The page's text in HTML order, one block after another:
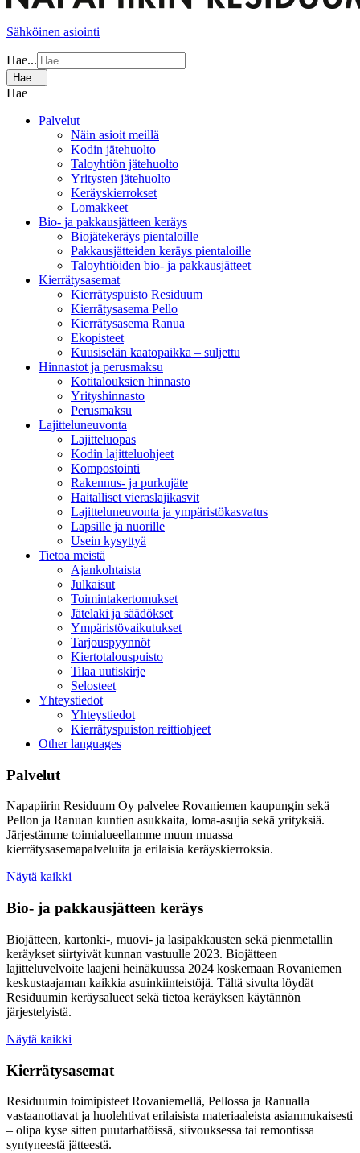
Sähköinen asiointi
Hae...
Hae...
Hae
Palvelut
Näin asioit meillä
Kodin jätehuolto
Taloyhtiön jätehuolto
Yritysten jätehuolto
Keräyskierrokset
Lomakkeet
Bio- ja pakkausjätteen keräys
Biojätekeräys pientaloille
Pakkausjätteiden keräys pientaloille
Taloyhtiöiden bio- ja pakkausjätteet
Kierrätysasemat
Kierrätyspuisto Residuum
Kierrätysasema Pello
Kierrätysasema Ranua
Ekopisteet
Kuusiselän kaatopaikka – suljettu
Hinnastot ja perusmaksu
Kotitalouksien hinnasto
Yrityshinnasto
Perusmaksu
Lajitteluneuvonta
Lajitteluopas
Kodin lajitteluohjeet
Kompostointi
Rakennus- ja purkujäte
Haitalliset vieraslajikasvit
Lajitteluneuvonta ja ympäristökasvatus
Lapsille ja nuorille
Usein kysyttyä
Tietoa meistä
Ajankohtaista
Julkaisut
Toimintakertomukset
Jätelaki ja säädökset
Ympäristövaikutukset
Tarjouspyynnöt
Kiertotalouspuisto
Tilaa uutiskirje
Selosteet
Yhteystiedot
Yhteystiedot
Kierrätyspuiston reittiohjeet
Other languages
Palvelut
Napapiirin Residuum Oy palvelee Rovaniemen kaupungin sekä
Pellon ja Ranuan kuntien asukkaita, loma-asujia sekä yrityksiä.
Järjestämme toimialueellamme muun muassa
kierrätysasemapalveluita ja erilaisia keräyskierroksia.
Näytä kaikki
Bio- ja pakkausjätteen keräys
Biojätteen, kartonki-, muovi- ja lasipakkausten sekä pienmetallin
keräykset siirtyivät kunnan vastuulle 2023. Biojätteen
lajitteluvelvoite laajeni heinäkuussa 2024 koskemaan Rovaniemen
keskustaajaman kaikkia asuinkiinteistöjä. Tältä sivulta löydät
Residuumin keräysalueet sekä tietoa keräyksen käytännön
järjestelyistä.
Näytä kaikki
Kierrätysasemat
Residuumin toimipisteet Rovaniemellä, Pellossa ja Ranualla
vastaanottavat ja huolehtivat erilaisista materiaaleista asianmukaisesti
– olipa kyse sitten puutarhatöissä, siivouksessa tai remontissa
syntyneestä jätteestä.